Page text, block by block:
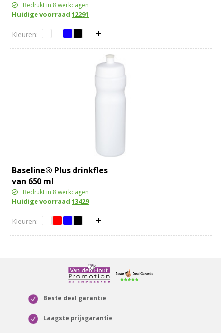
Bedrukt in 8 werkdagen
Huidige voorraad12291
Baseline® Plus drinkfles
van 650 ml
Bedrukt in 8 werkdagen
Huidige voorraad13429
Beste deal garantie
Laagste prijsgarantie